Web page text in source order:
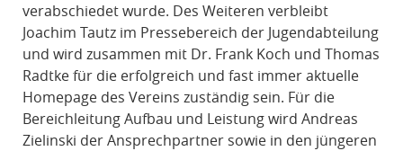
verabschiedet wurde. Des Weiteren verbleibt
Joachim Tautz im Pressebereich der Jugendabteilung
und wird zusammen mit Dr. Frank Koch und Thomas
Radtke für die erfolgreich und fast immer aktuelle
Homepage des Vereins zuständig sein. Für die
Bereichleitung Aufbau und Leistung wird Andreas
Zielinski der Ansprechpartner sowie in den jüngeren